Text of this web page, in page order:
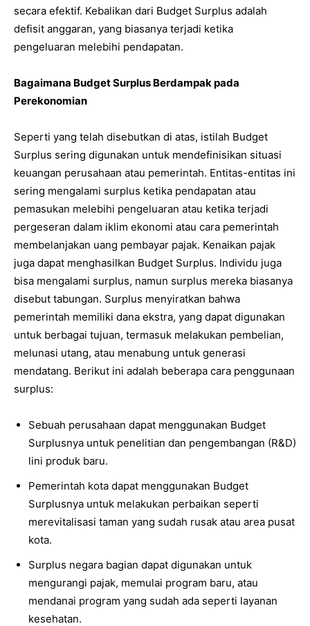
secara efektif. Kebalikan dari Budget Surplus adalah
defisit anggaran, yang biasanya terjadi ketika
pengeluaran melebihi pendapatan.
Bagaimana Budget Surplus Berdampak pada
Perekonomian
Seperti yang telah disebutkan di atas, istilah Budget
Surplus sering digunakan untuk mendefinisikan situasi
keuangan perusahaan atau pemerintah. Entitas-entitas ini
sering mengalami surplus ketika pendapatan atau
pemasukan melebihi pengeluaran atau ketika terjadi
pergeseran dalam iklim ekonomi atau cara pemerintah
membelanjakan uang pembayar pajak. Kenaikan pajak
juga dapat menghasilkan Budget Surplus. Individu juga
bisa mengalami surplus, namun surplus mereka biasanya
disebut tabungan. Surplus menyiratkan bahwa
pemerintah memiliki dana ekstra, yang dapat digunakan
untuk berbagai tujuan, termasuk melakukan pembelian,
melunasi utang, atau menabung untuk generasi
mendatang. Berikut ini adalah beberapa cara penggunaan
surplus:
Sebuah perusahaan dapat menggunakan Budget
Surplusnya untuk penelitian dan pengembangan (R&D)
lini produk baru.
Pemerintah kota dapat menggunakan Budget
Surplusnya untuk melakukan perbaikan seperti
merevitalisasi taman yang sudah rusak atau area pusat
kota.
Surplus negara bagian dapat digunakan untuk
mengurangi pajak, memulai program baru, atau
mendanai program yang sudah ada seperti layanan
kesehatan.